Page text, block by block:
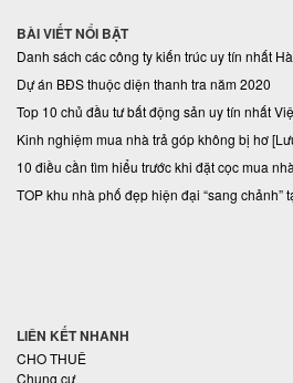
BÀI VIẾT NỔI BẬT
Danh sách các công ty kiến trúc uy tín nhất
Dự án BĐS thuộc diện thanh tra năm 2020
Top 10 chủ đầu tư bất động sản uy tín nhất
Kinh nghiệm mua nhà trả góp không bị hơ
10 điều cần tìm hiểu trước khi đặt cọc mua nhà
TOP khu nhà phố đẹp hiện đại “sang chảnh”
LIÊN KẾT NHANH
CHO THUÊ
Chung cư